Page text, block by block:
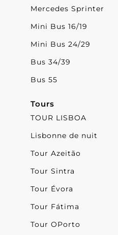
Mercedes Sprinter
Mini Bus 16/19
Mini Bus 24/29
Bus 34/39
Bus 55
Tours
TOUR LISBOA
Lisbonne de nuit
Tour Azeitão
Tour Sintra
Tour Évora
Tour Fátima
Tour OPorto